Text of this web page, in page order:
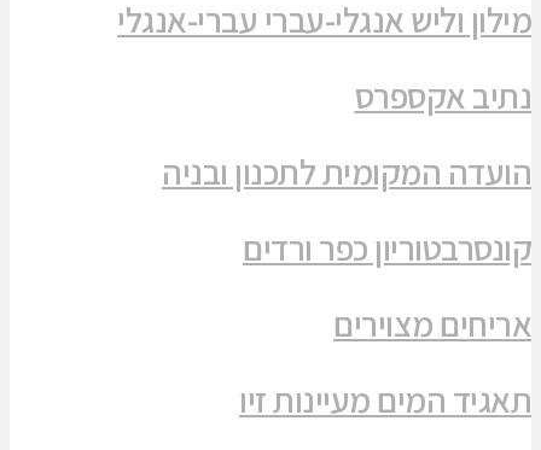
מילון וליש אנגלי-עברי עברי-אנגלי
נתיב אקספרס
הועדה המקומית לתכנון ובניה
קונסרבטוריון כפר ורדים
אריחים מצוירים
תאגיד המים מעיינות זיו